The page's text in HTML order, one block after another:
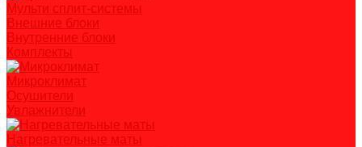
Мульти сплит-системы
Внешние блоки
Внутренние блоки
Комплекты
Микроклимат
Осушители
Увлажнители
Нагревательные маты